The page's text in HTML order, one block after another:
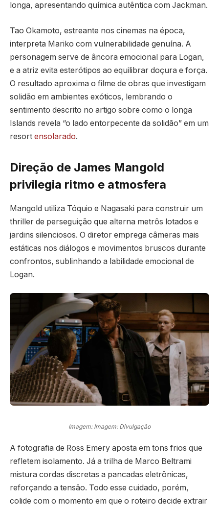
longa, apresentando química autêntica com Jackman.
Tao Okamoto, estreante nos cinemas na época,
interpreta Mariko com vulnerabilidade genuína. A
personagem serve de âncora emocional para Logan,
e a atriz evita esterótipos ao equilibrar doçura e força.
O resultado aproxima o filme de obras que investigam
solidão em ambientes exóticos, lembrando o
sentimento descrito no artigo sobre como o longa
Islands revela “o lado entorpecente da solidão” em um
resort ensolarado.
Direção de James Mangold
privilegia ritmo e atmosfera
Mangold utiliza Tóquio e Nagasaki para construir um
thriller de perseguição que alterna metrôs lotados e
jardins silenciosos. O diretor emprega câmeras mais
estáticas nos diálogos e movimentos bruscos durante
confrontos, sublinhando a labilidade emocional de
Logan.
Imagem: Imagem: Divulgação
A fotografia de Ross Emery aposta em tons frios que
refletem isolamento. Já a trilha de Marco Beltrami
mistura cordas discretas a pancadas eletrônicas,
reforçando a tensão. Todo esse cuidado, porém,
colide com o momento em que o roteiro decide extrair